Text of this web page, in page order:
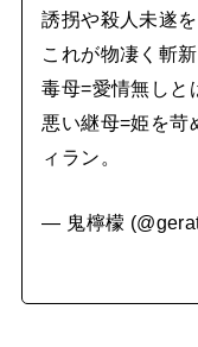
誘拐や殺人未遂を
これが物凄く斬新
毒母=愛情無しと
悪い継母=姫を苛
ィラン。
— 鬼檸檬